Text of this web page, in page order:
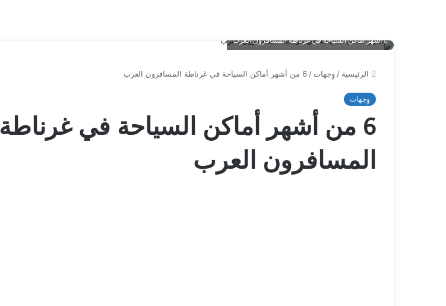
أشهر أماكن السياحة في غرناطة المسافرون العرب
الرئيسية / وِجهات / 6 من أشهر أماكن ‏السياحة في غرناطة المسافرون العرب
وِجهات
6 من أشهر أماكن ‏السياحة في غرناطة
المسافرون العرب